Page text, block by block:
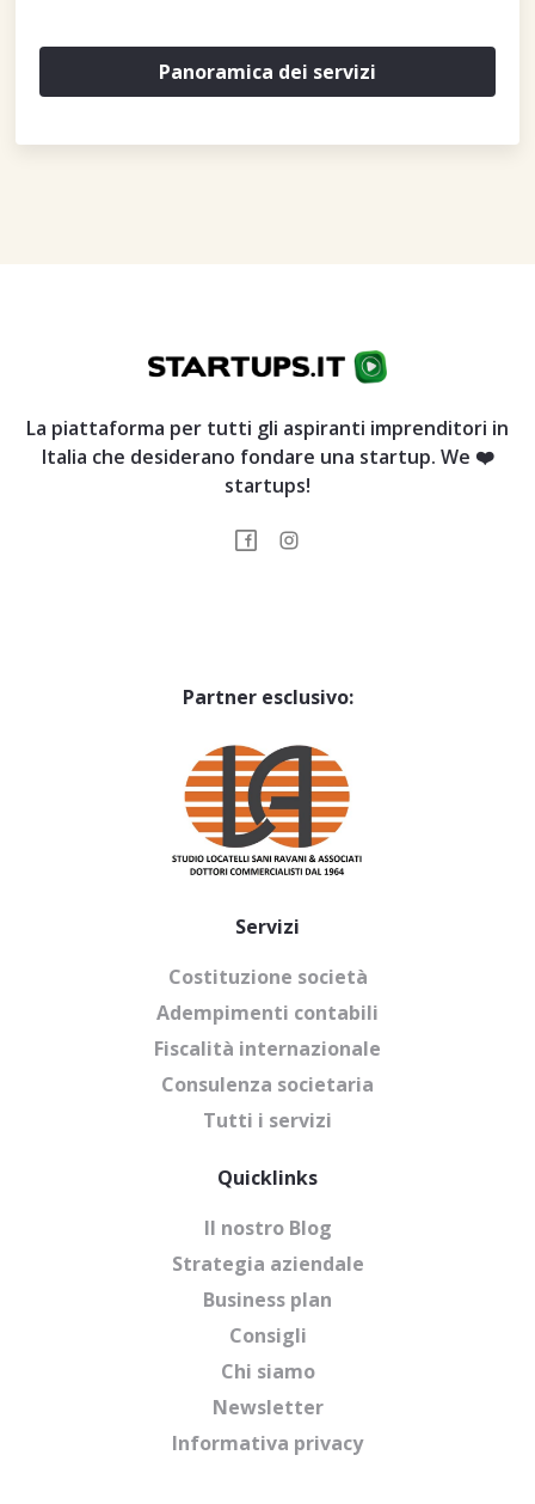
Panoramica dei servizi
La piattaforma per tutti gli aspiranti imprenditori in
Italia che desiderano fondare una startup. We ❤️
startups!
Partner esclusivo:
Servizi
Costituzione società
Adempimenti contabili
Fiscalità internazionale
Consulenza societaria
Tutti i servizi
Quicklinks
Il nostro Blog
Strategia aziendale
Business plan
Consigli
Chi siamo
Newsletter
Informativa privacy